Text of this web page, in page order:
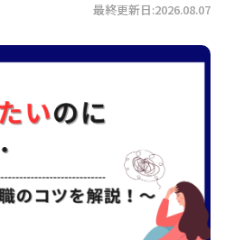
最終更新日:2026.08.07